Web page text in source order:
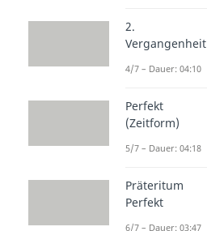
2.
Vergangenheit
4/7 – Dauer: 04:10
Perfekt
(Zeitform)
5/7 – Dauer: 04:18
Präteritum
Perfekt
6/7 – Dauer: 03:47